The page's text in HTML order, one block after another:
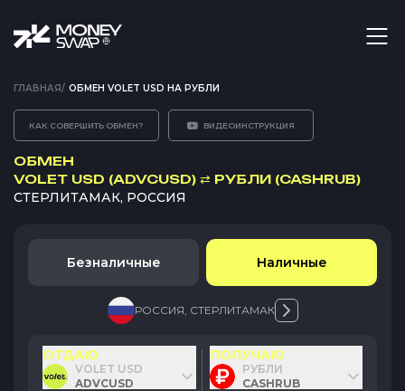
ГЛАВНАЯ/ ОБМЕН VOLET USD НА РУБЛИ
КАК СОВЕРШИТЬ ОБМЕН? ВИДЕОИНСТРУКЦИЯ
ОБМЕН
VOLET USD (ADVCUSD) ⇄ РУБЛИ (CASHRUB)
СТЕРЛИТАМАК, РОССИЯ
Безналичные Наличные
РОССИЯ, СТЕРЛИТАМАК
ОТДАЮ
VOLET USD
ADVCUSD
ПОЛУЧАЮ
РУБЛИ
CASHRUB